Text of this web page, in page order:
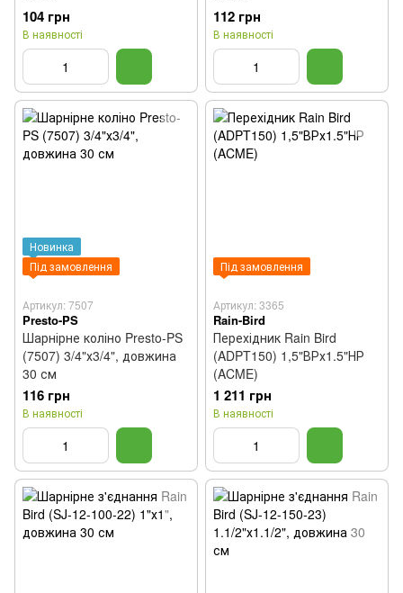
104 грн
В наявності
112 грн
В наявності
Новинка
Під замовлення
Артикул: 7507
Presto-PS
Шарнірне коліно Presto-PS
(7507) 3/4"х3/4", довжина
30 см
116 грн
В наявності
Під замовлення
Артикул: 3365
Rain-Bird
Перехідник Rain Bird
(ADPT150) 1,5"ВРх1.5"НР
(ACME)
1 211 грн
В наявності